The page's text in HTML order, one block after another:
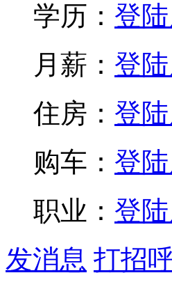
学历： 登
月薪： 登
住房： 登
购车： 登
职业： 登
发消息 打招